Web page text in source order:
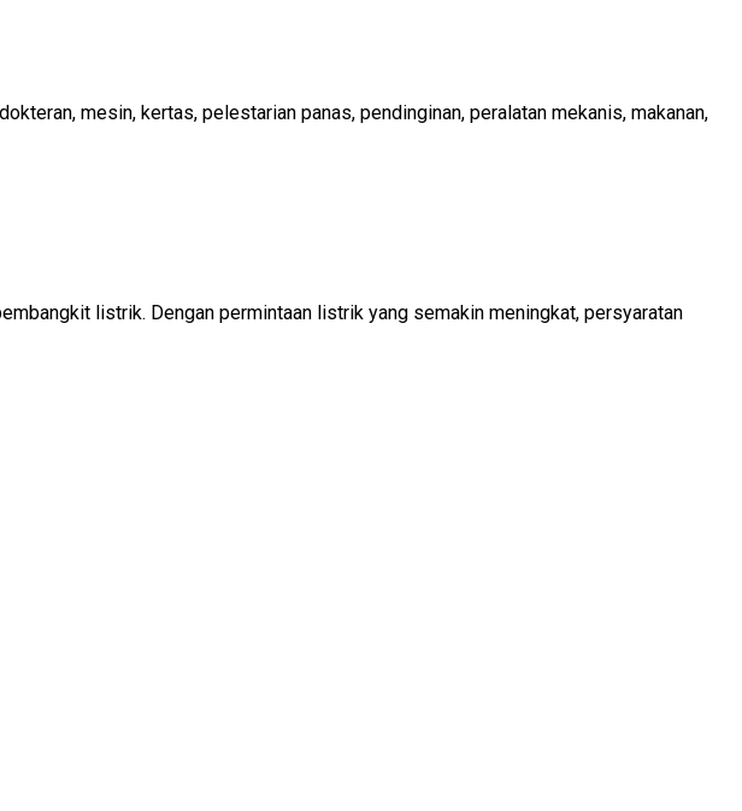
mesin, kertas, pelestarian panas, pendinginan, peralatan mekanis, makanan,
listrik. Dengan permintaan listrik yang semakin meningkat, persyaratan